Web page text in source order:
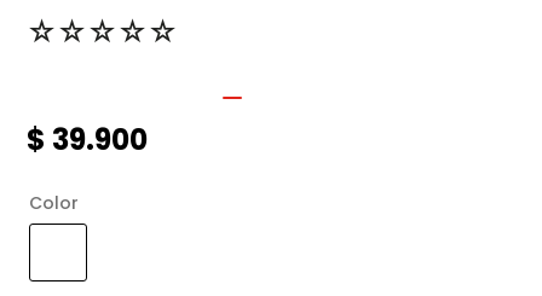
☆☆☆☆☆
$ 39.900
Color